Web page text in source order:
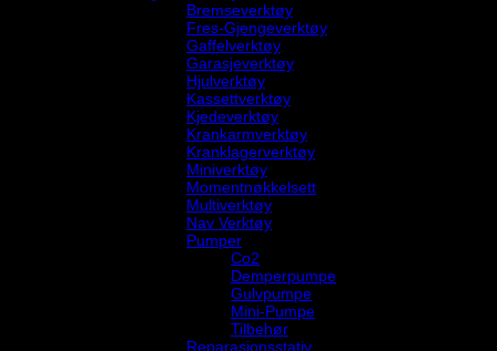
Bremseverktøy
Fres-Gjengeverktøy
Gaffelverktøy
Garasjeverktøy
Hjulverktøy
Kassettverktøy
Kjedeverktøy
Krankarmverktøy
Kranklagerverktøy
Miniverktøy
Momentnøkkelsett
Multiverktøy
Nav Verktøy
Pumper
Co2
Demperpumpe
Gulvpumpe
Mini-Pumpe
Tilbehør
Reparasjonsstativ